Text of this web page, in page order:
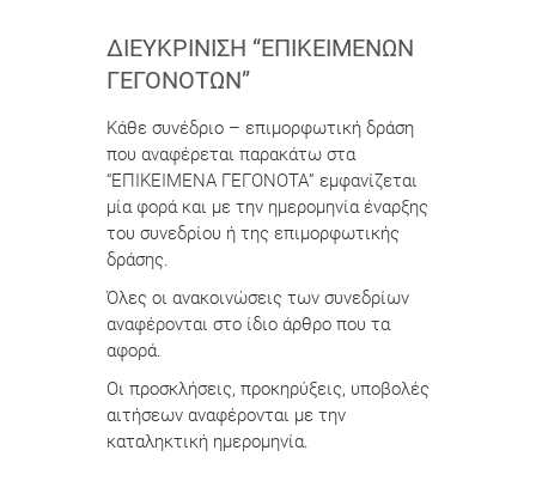
ΔΙΕΥΚΡΊΝΙΣΗ “ΕΠΙΚΕΊΜΕΝΩΝ
ΓΕΓΟΝΌΤΩΝ”
Κάθε συνέδριο – επιμορφωτική δράση
που αναφέρεται παρακάτω στα
“ΕΠΙΚΕΙΜΕΝΑ ΓΕΓΟΝΟΤΑ” εμφανίζεται
μία φορά και με την ημερομηνία έναρξης
του συνεδρίου ή της επιμορφωτικής
δράσης.
Όλες οι ανακοινώσεις των συνεδρίων
αναφέρονται στο ίδιο άρθρο που τα
αφορά.
Οι προσκλήσεις, προκηρύξεις, υποβολές
αιτήσεων αναφέρονται με την
καταληκτική ημερομηνία.